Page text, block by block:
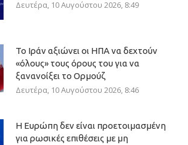
Δευτέρα, 10 Αυγούστου 2026, 8:49
Το Ιράν αξιώνει οι ΗΠΑ να δεχτούν
«όλους» τους όρους του για να
ξανανοίξει το Ορμούζ
Δευτέρα, 10 Αυγούστου 2026, 8:46
Η Ευρώπη δεν είναι προετοιμασμένη
για ρωσικές επιθέσεις με μη